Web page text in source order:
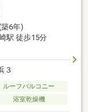
6年)
駅 徒歩15分
３
ルーフバルコニー
浴室乾燥機